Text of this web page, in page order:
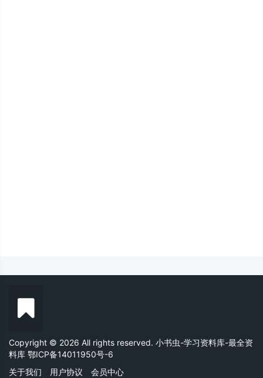
Copyright © 2026 All rights reserved. 小书虫-学习资料库-最全资
料库 鄂ICP备14011950号-6
关于我们
用户协议 会员中心